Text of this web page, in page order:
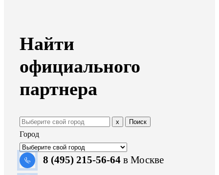
Найти
официального
партнера
х Поиск
Город
8 (495) 215-56-64 в Москве